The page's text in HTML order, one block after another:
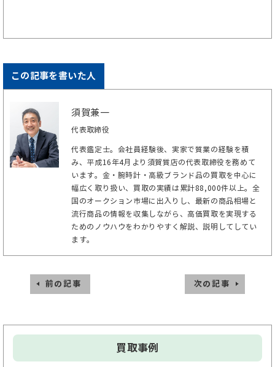
この記事を書いた人
須賀兼一
代表取締役
代表鑑定士。会社員経験後、実家で質業の経験を積
み、平成16年4月より須賀質店の代表取締役を務めて
います。金・腕時計・高級ブランド品の買取を中心に
幅広く取り扱い、買取の実績は累計88,000件以上。全
国のオークション市場に出入りし、最新の商品相場と
流行商品の情報を収集しながら、高価買取を実現する
ためのノウハウをわかりやすく解説、説明してしてい
ます。
前の記事 次の記事
買取事例